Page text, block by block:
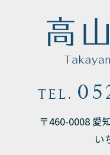
オリコ、駿河銀行
無料でご相談の上
ただいてから治療
治療前に治療のプ
た患者さんや、骨
室、歯周病専門医
現在、主にストロ
いましたが、治療
TEL.
〒460-0008 愛
い